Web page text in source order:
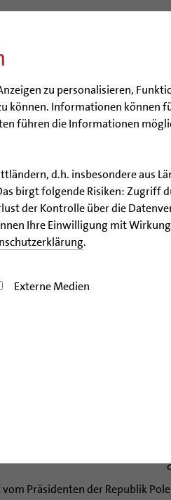
zu personalisieren,
können. Informationen können
führen die Informationen
d.h. insbesondere aus
birgt folgende Risiken: Zugriff
der Kontrolle über die
Ihre Einwilligung mit
.
Externe Medien
BERATUNG
Pressestelle
zum 1. September 2002 fünf
und Andreas Körner sowie
beauftragen, die Seelsorge
sein für alle katholischen
Präsidenten der Republik